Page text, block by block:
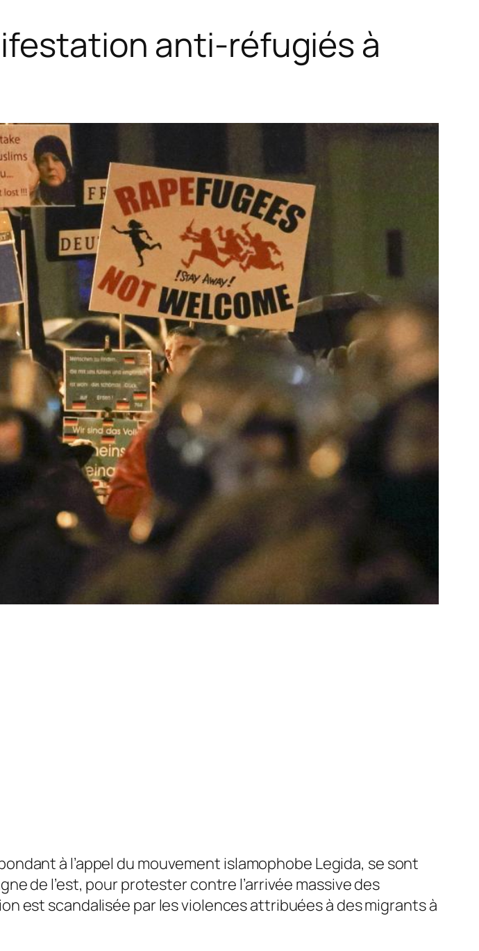
anti-réfugiés à
à l’appel du mouvement islamophobe Legida, se sont
de l’est, pour protester contre l’arrivée massive des
est scandalisée par les violences attribuées à des migrants à